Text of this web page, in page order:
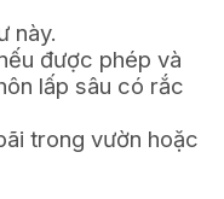
này.
được phép và
lấp sâu có rắc
trong vườn hoặc